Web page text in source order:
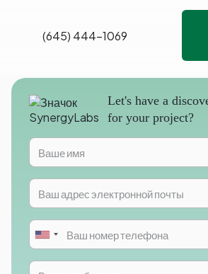
(645) 444-1069
Let's have a
for your project?